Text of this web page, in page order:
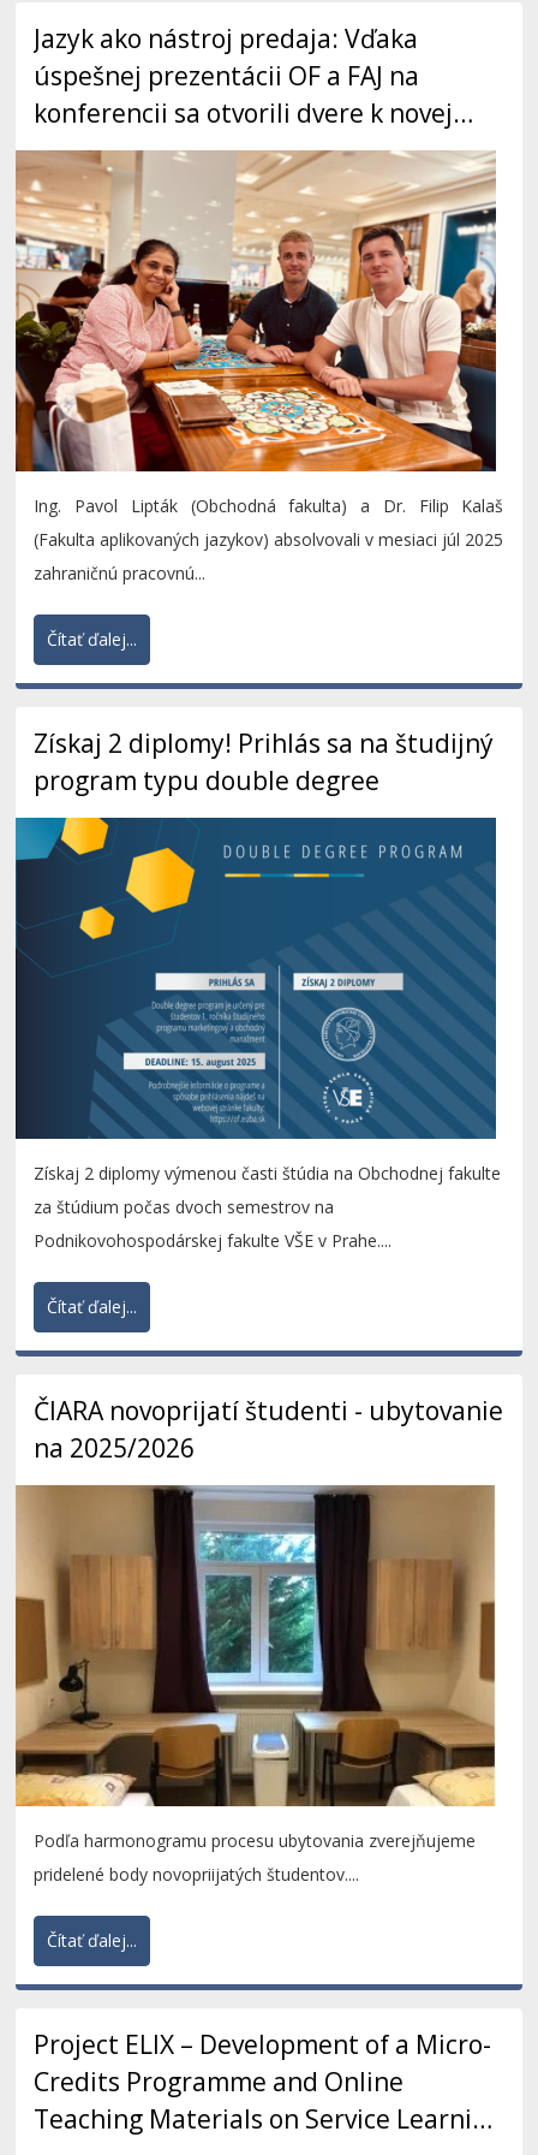
Jazyk ako nástroj predaja: Vďaka
úspešnej prezentácii OF a FAJ na
konferencii sa otvorili dvere k novej
spolupráci
Ing. Pavol Lipták (Obchodná fakulta) a Dr. Filip Kalaš
(Fakulta aplikovaných jazykov) absolvovali v mesiaci júl 2025
zahraničnú pracovnú...
Čítať ďalej...
Získaj 2 diplomy! Prihlás sa na študijný
program typu double degree
Získaj 2 diplomy výmenou časti štúdia na Obchodnej fakulte
za štúdium počas dvoch semestrov na
Podnikovohospodárskej fakulte VŠE v Prahe....
Čítať ďalej...
ČIARA novoprijatí študenti - ubytovanie
na 2025/2026
Podľa harmonogramu procesu ubytovania zverejňujeme
pridelené body novopriijatých študentov....
Čítať ďalej...
Project ELIX – Development of a Micro-
Credits Programme and Online
Teaching Materials on Service Learning